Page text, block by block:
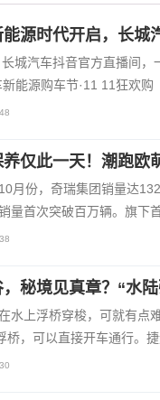
源时代开启，长城
城汽车抖音官方直播间，
能源购车节·11 11狂欢购
仅此一天！潮跑欧
月份，奇瑞集团销量达
量首次突破百万辆。旗下
秘境见真章？“水陆
水上浮桥穿梭，可就有点
桥，可以直接开车通行。